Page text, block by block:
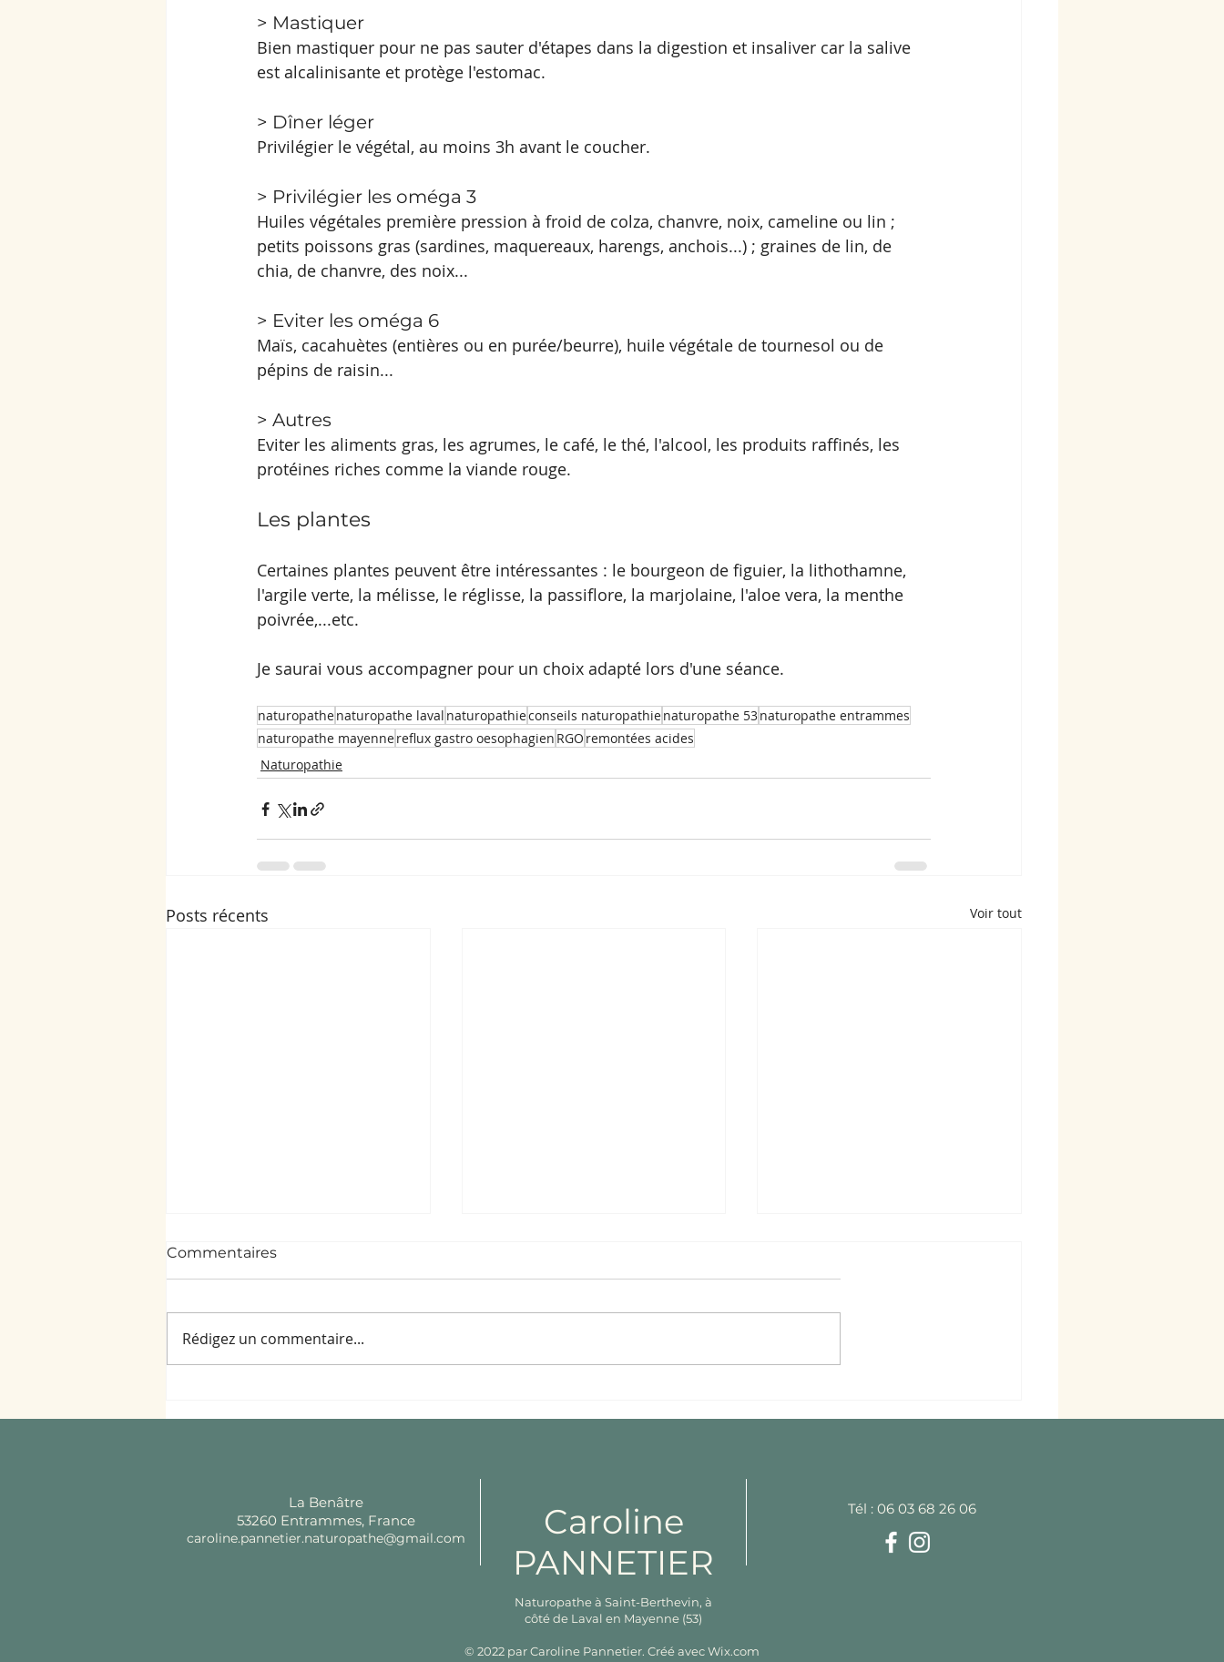
> Mastiquer
Bien mastiquer pour ne pas sauter d'étapes dans la digestion et insaliver car la salive
est alcalinisante et protège l'estomac.
> Dîner léger
Privilégier le végétal, au moins 3h avant le coucher.
> Privilégier les oméga 3
Huiles végétales première pression à froid de colza, chanvre, noix, cameline ou lin ;
petits poissons gras (sardines, maquereaux, harengs, anchois...) ; graines de lin, de
chia, de chanvre, des noix...
> Eviter les oméga 6
Maïs, cacahuètes (entières ou en purée/beurre), huile végétale de tournesol ou de
pépins de raisin...
> Autres
Eviter les aliments gras, les agrumes, le café, le thé, l'alcool, les produits raffinés, les
protéines riches comme la viande rouge.
Les plantes
Certaines plantes peuvent être intéressantes : le bourgeon de figuier, la lithothamne,
l'argile verte, la mélisse, le réglisse, la passiflore, la marjolaine, l'aloe vera, la menthe
poivrée,...etc.
Je saurai vous accompagner pour un choix adapté lors d'une séance.
naturopathenaturopathe laval naturopathieconseils naturopathienaturopathe 53naturopathe entrammes
naturopathe mayennereflux gastro oesophagien RGO remontées acides
Naturopathie
Posts récents Voir tout
Commentaires
Rédigez un commentaire...
La Benâtre
53260 Entrammes, France
caroline.pannetier.naturopathe@gmail.com
Caroline
PANNETIER
Tél : 06 03 68 26 06
Naturopathe à Saint-Berthevin, à
côté de Laval en Mayenne (53)
© 2022 par Caroline Pannetier. Créé avecWix.com